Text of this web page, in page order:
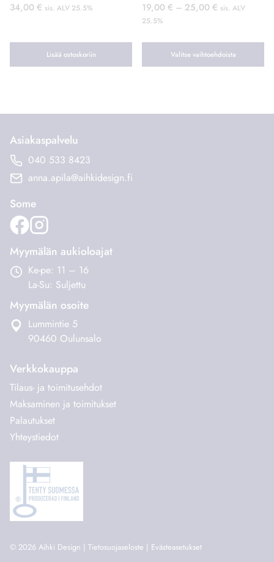
34,00 € sis. ALV 25.5%
Lisää ostoskoriin
19,00 € – 25,00 € Hintaluokka:
25,00 €
sis. ALV
25.5%
Valitse vaihtoehdoista
Asiakaspalvelu
040 533 8423
anna.apila@aihkidesign.fi
Some
Myymälän aukioloajat
Ke-pe: 11 – 16
La-Su: Suljettu
Myymälän osoite
Lummintie 5
90460 Oulunsalo
Verkkokauppa
Tilaus- ja toimitusehdot
Maksaminen ja toimitukset
Palautukset
Yhteystiedot
© 2026 Aihki Design | Tietosuojaseloste | Evästeasetukset